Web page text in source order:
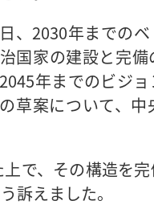
、2030年までの
国家の建設と完
年までのビジ
草案について、
で、その構造を
訴えました。